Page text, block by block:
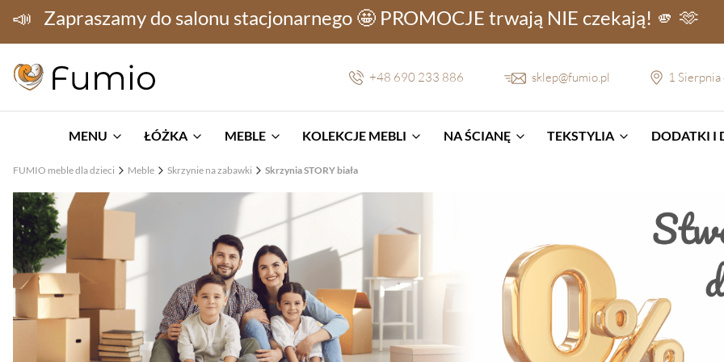
📣 Zapraszamy do salonu stacjonarnego 🤩 PROMOCJE trwają NIE czekają! 🫵 🫶
+48 690 233 886 sklep@fumio.pl 1 Sierpnia
MENU ŁÓŻKA MEBLE KOLEKCJE MEBLI NA ŚCIANĘ TEKSTYLIA DODATKI I
FUMIO meble dla dzieci Meble Skrzynie na zabawki Skrzynia STORY biała